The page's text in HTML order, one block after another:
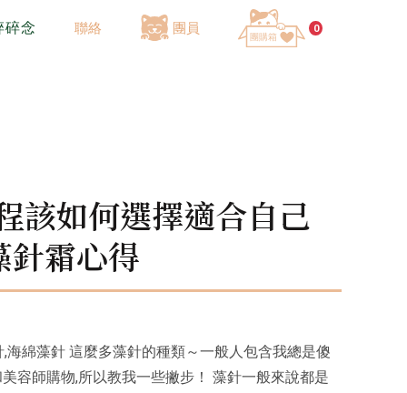
碎念 聯絡 團員 0
該如何選擇適合自己
針霜心得
海綿藻針 這麼多藻針的種類～一般人包含我總是傻
容師購物,所以教我一些撇步！ 藻針一般來說都是